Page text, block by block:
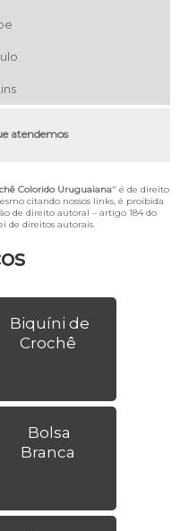
Biquíni de
Crochê
Bolsa
Branca
atendemos
Colorido Uruguaiana" é de direito
citando nossos links, é proibida
de direito autoral – artigo 184 do
de direitos autorais.